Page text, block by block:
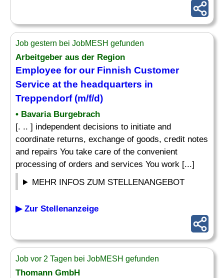
Job gestern bei JobMESH gefunden
Arbeitgeber aus der Region
Employee for our Finnish Customer
Service at the headquarters in
Treppendorf (m/f/d)
• Bavaria Burgebrach
[. .. ] independent decisions to initiate and
coordinate returns, exchange of goods, credit notes
and repairs You take care of the convenient
processing of orders and services You work [...]
MEHR INFOS ZUM STELLENANGEBOT
▶ Zur Stellenanzeige
Job vor 2 Tagen bei JobMESH gefunden
Thomann GmbH